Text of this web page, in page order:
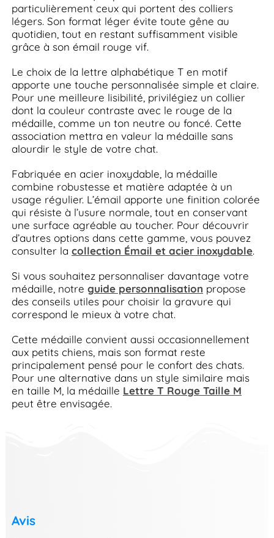
particulièrement ceux qui portent des colliers
légers. Son format léger évite toute gêne au
quotidien, tout en restant suffisamment visible
grâce à son émail rouge vif.
Le choix de la lettre alphabétique T en motif
apporte une touche personnalisée simple et claire.
Pour une meilleure lisibilité, privilégiez un collier
dont la couleur contraste avec le rouge de la
médaille, comme un ton neutre ou foncé. Cette
association mettra en valeur la médaille sans
alourdir le style de votre chat.
Fabriquée en acier inoxydable, la médaille
combine robustesse et matière adaptée à un
usage régulier. L’émail apporte une finition colorée
qui résiste à l’usure normale, tout en conservant
une surface agréable au toucher. Pour découvrir
d’autres options dans cette gamme, vous pouvez
consulter la collection Émail et acier inoxydable.
Si vous souhaitez personnaliser davantage votre
médaille, notre guide personnalisation propose
des conseils utiles pour choisir la gravure qui
correspond le mieux à votre chat.
Cette médaille convient aussi occasionnellement
aux petits chiens, mais son format reste
principalement pensé pour le confort des chats.
Pour une alternative dans un style similaire mais
en taille M, la médaille Lettre T Rouge Taille M
peut être envisagée.
Avis